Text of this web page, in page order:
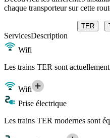
chaque transporteur sur cette
TER
ServicesDescription
Wifi
Les trains TER sont
Wifi
Prise électrique
Les trains TER modernes sont